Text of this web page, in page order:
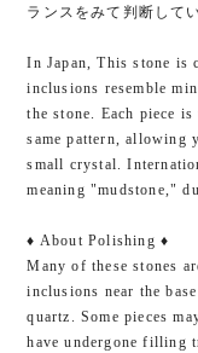
ランスをみて判断して
In Japan, This stone is
inclusions resemble
the stone. Each piece
same pattern, allowing
small crystal.
meaning "mudstone,"
♦︎ About Polishing ♦︎
Many of these stones
inclusions near the
quartz. Some pieces
have undergone filling